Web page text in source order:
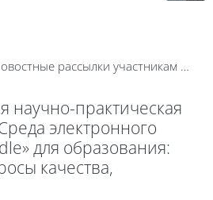
Новостные рассылки участникам конференции
научно-практическая
электронного
для образования:
качества,